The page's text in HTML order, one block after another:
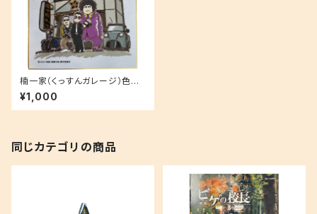
楠一家（くっすんガレージ）色紙
（映画「銀幕の詩」限定品)
¥1,000
同じカテゴリの商品